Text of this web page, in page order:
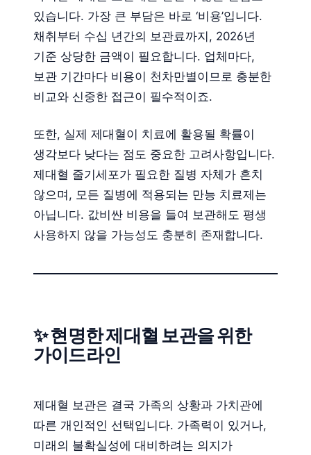
있습니다. 가장 큰 부담은 바로 ‘비용’입니다.
채취부터 수십 년간의 보관료까지, 2026년
기준 상당한 금액이 필요합니다. 업체마다,
보관 기간마다 비용이 천차만별이므로 충분한
비교와 신중한 접근이 필수적이죠.
또한, 실제 제대혈이 치료에 활용될 확률이
생각보다 낮다는 점도 중요한 고려사항입니다.
제대혈 줄기세포가 필요한 질병 자체가 흔치
않으며, 모든 질병에 적용되는 만능 치료제는
아닙니다. 값비싼 비용을 들여 보관해도 평생
사용하지 않을 가능성도 충분히 존재합니다.
✨ 현명한 제대혈 보관을 위한
가이드라인
제대혈 보관은 결국 가족의 상황과 가치관에
따른 개인적인 선택입니다. 가족력이 있거나,
미래의 불확실성에 대비하려는 의지가